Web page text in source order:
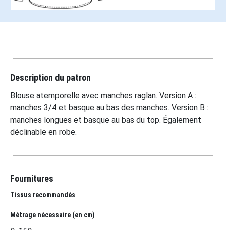
Description du patron
Blouse atemporelle avec manches raglan. Version A :
manches 3/4 et basque au bas des manches. Version B :
manches longues et basque au bas du top. Également
déclinable en robe.
Fournitures
Tissus recommandés
Métrage nécessaire (en cm)